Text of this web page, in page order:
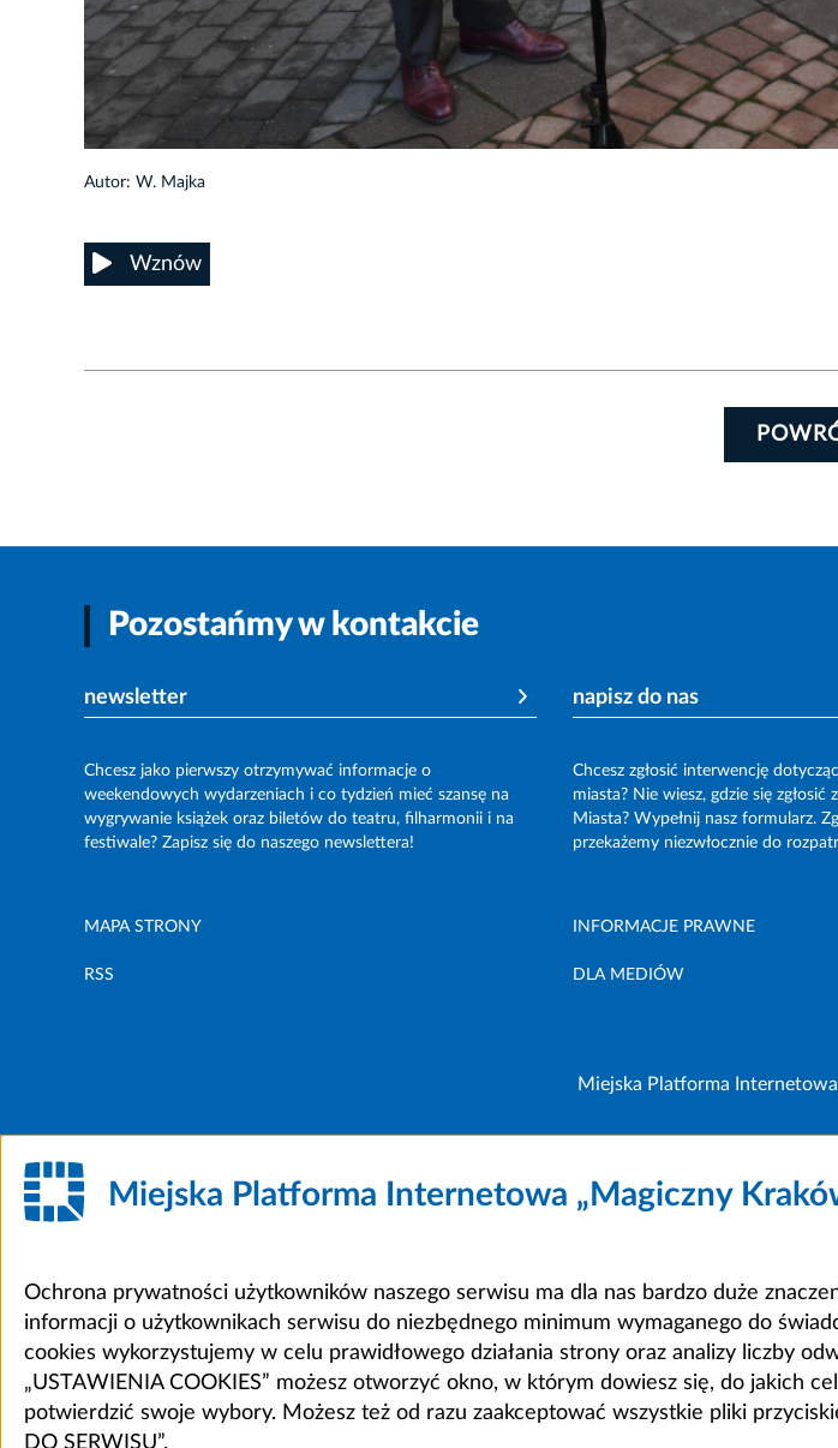
Autor: W. Majka
Wznów
Pozostańmy w kontakcie
newsletter
Chcesz jako pierwszy otrzymywać informacje o
weekendowych wydarzeniach i co tydzień mieć szansę na
wygrywanie książek oraz biletów do teatru, filharmonii i na
festiwale? Zapisz się do naszego newslettera!
napisz do nas
Chcesz zgłosić interwencję
miasta? Nie wiesz, gdzie się zgłosić
Miasta? Wypełnij nasz formularz.
przekażemy niezwłocznie do
MAPA STRONY INFORMACJE PRAWNE
RSS DLA MEDIÓW
Miejska Platforma
Miejska Platforma Internetowa „Magiczny
Ochrona prywatności użytkowników naszego serwisu ma dla nas bardzo duże
informacji o użytkownikach serwisu do niezbędnego minimum wymaganego do
cookies wykorzystujemy w celu prawidłowego działania strony oraz analizy liczby
„USTAWIENIA COOKIES” możesz otworzyć okno, w którym dowiesz się, do jakich
potwierdzić swoje wybory. Możesz też od razu zaakceptować wszystkie pliki